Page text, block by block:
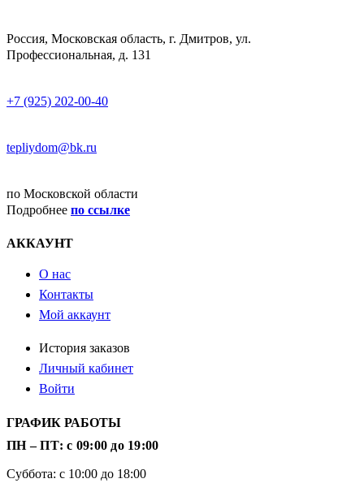
Россия, Московская область, г. Дмитров, ул.
Профессиональная, д. 131
+7 (925) 202-00-40
tepliydom@bk.ru
по Московской области
Подробнее по ссылке
АККАУНТ
О нас
Контакты
Мой аккаунт
История заказов
Личный кабинет
Войти
ГРАФИК РАБОТЫ
ПН – ПТ: с 09:00 до 19:00
Суббота: с 10:00 до 18:00